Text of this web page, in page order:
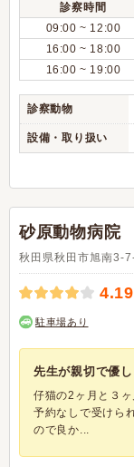
診察時間
09:00 ~ 12:00
16:00 ~ 18:00
16:00 ~ 19:00
診察動物
設備・取り扱い
砂原動物病院
秋田県秋田市旭南3-
4.19
駐車場あり
先生が親切で優
仔猫の2ヶ月と３ヶ
予約なしで受けら
ので良か...